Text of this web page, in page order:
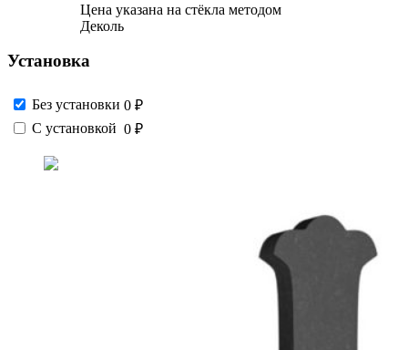
Цена указана на стёкла методом
Деколь
Установка
Без установки 0 ₽
С установкой 0 ₽